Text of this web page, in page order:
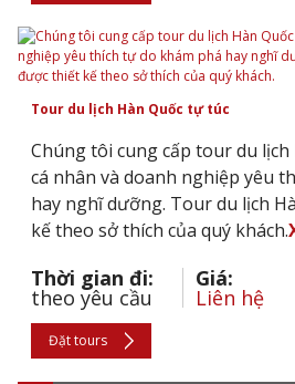
Tour du lịch Hàn Quốc tự túc
Chúng tôi cung cấp tour du
cá nhân và doanh nghiệp yêu
hay nghĩ dưỡng. Tour du lịch
kế theo sở thích của quý khách.
Thời gian đi:
theo yêu cầu
Giá:
Liên hệ
Đặt tours